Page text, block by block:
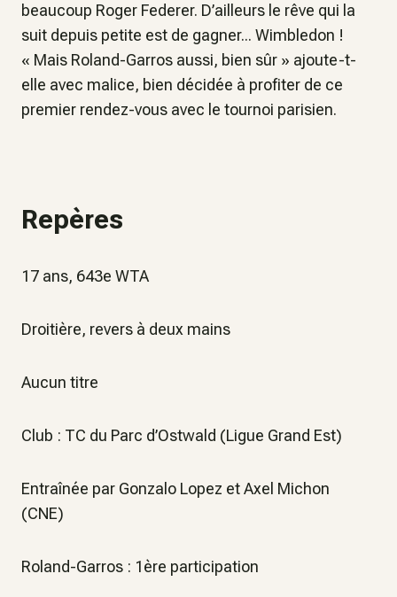
beaucoup Roger Federer. D’ailleurs le rêve qui la
suit depuis petite est de gagner... Wimbledon !
« Mais Roland-Garros aussi, bien sûr » ajoute-t-
elle avec malice, bien décidée à profiter de ce
premier rendez-vous avec le tournoi parisien.
Repères
17 ans, 643e WTA
Droitière, revers à deux mains
Aucun titre
Club : TC du Parc d’Ostwald (Ligue Grand Est)
Entraînée par Gonzalo Lopez et Axel Michon
(CNE)
Roland-Garros : 1ère participation